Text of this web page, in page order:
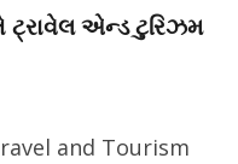
ટ્રાવેલ એન્ડ ટુરિઝમ
and Tourism